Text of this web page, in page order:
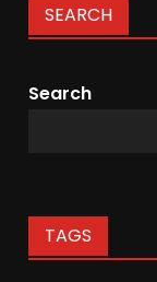
SEARCH
Search
TAGS